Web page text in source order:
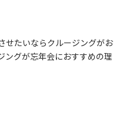
せたいならクルージングがお
ングが忘年会におすすめの理